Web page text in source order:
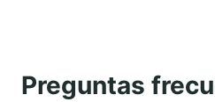
Preguntas